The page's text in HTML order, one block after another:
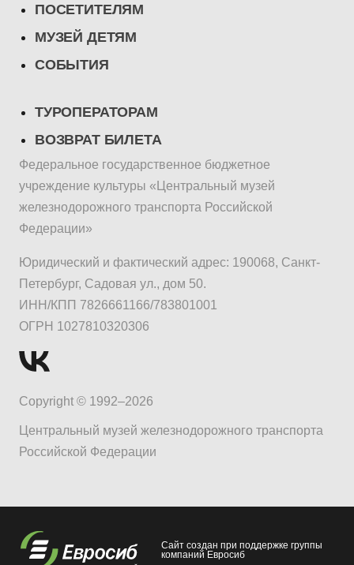
ПОСЕТИТЕЛЯМ
МУЗЕЙ ДЕТЯМ
СОБЫТИЯ
ТУРОПЕРАТОРАМ
ВОЗВРАТ БИЛЕТА
Федеральное государственное бюджетное
учреждение культуры «Центральный музей
железнодорожного транспорта Российской
Федерации»
Юридический и фактический адрес: 190068, Санкт-
Петербург, Садовая ул., дом 50.
ИНН/КПП 7826661166/783801001
ОГРН 1027810320306
Copyright © 1992–2026
Центральный музей железнодорожного транспорта
Российской Федерации
Сайт создан при поддержке группы
компаний Евросиб